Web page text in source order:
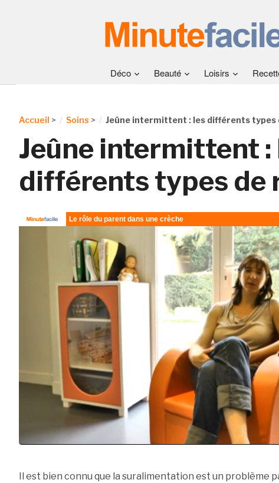
Déco Beauté Loisirs
Accueil > Soins > Jeûne intermittent : les différents types
Jeûne intermittent :
différents types de
Il est bien connu que la suralimentation est un problème